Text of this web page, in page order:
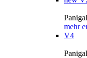
mehr
V4